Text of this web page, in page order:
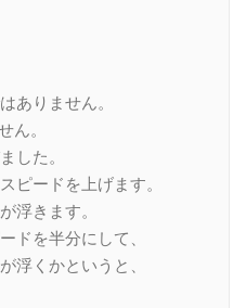
ありません。
ん。
した。
ピードを上げます。
浮きます。
ドを半分にして、
浮くかというと、